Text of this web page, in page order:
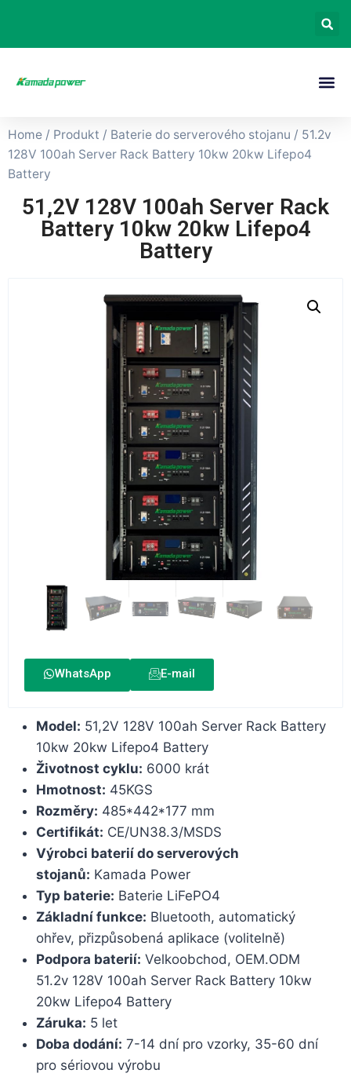
Home / Produkt / Baterie do serverového stojanu / 51.2v
128V 100ah Server Rack Battery 10kw 20kw Lifepo4
Battery
51,2V 128V 100ah Server Rack
Battery 10kw 20kw Lifepo4
Battery
WhatsApp E-mail
Model: 51,2V 128V 100ah Server Rack Battery
10kw 20kw Lifepo4 Battery
Životnost cyklu: 6000 krát
Hmotnost: 45KGS
Rozměry: 485*442*177 mm
Certifikát: CE/UN38.3/MSDS
Výrobci baterií do serverových
stojanů: Kamada Power
Typ baterie: Baterie LiFePO4
Základní funkce: Bluetooth, automatický
ohřev, přizpůsobená aplikace (volitelně)
Podpora baterií: Velkoobchod, OEM.ODM
51.2v 128V 100ah Server Rack Battery 10kw
20kw Lifepo4 Battery
Záruka: 5 let
Doba dodání: 7-14 dní pro vzorky, 35-60 dní
pro sériovou výrobu